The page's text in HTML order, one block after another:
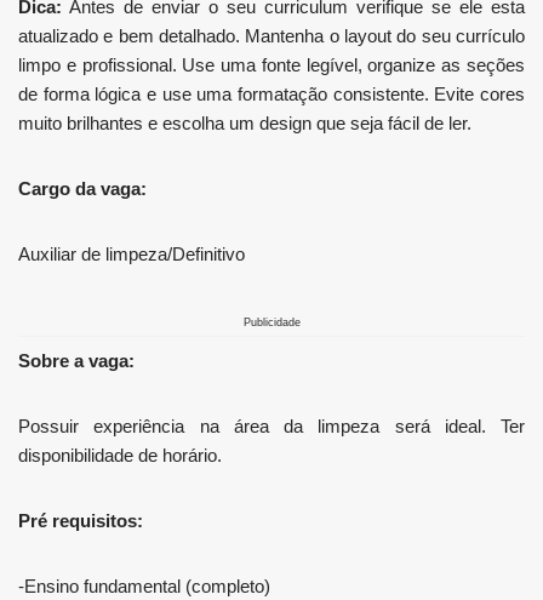
Dica: Antes de enviar o seu curriculum verifique se ele esta
atualizado e bem detalhado. Mantenha o layout do seu currículo
limpo e profissional. Use uma fonte legível, organize as seções
de forma lógica e use uma formatação consistente. Evite cores
muito brilhantes e escolha um design que seja fácil de ler.
Cargo da vaga:
Auxiliar de limpeza/Definitivo
Publicidade
Sobre a vaga:
Possuir experiência na área da limpeza será ideal. Ter
disponibilidade de horário.
Pré requisitos:
-Ensino fundamental (completo)